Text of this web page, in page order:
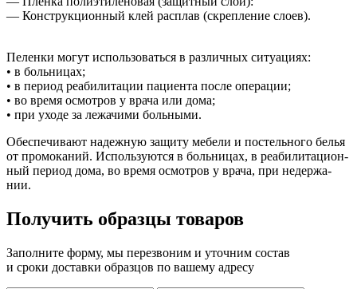
— Конструкционный клей расплав (скрепление слоев).
Пе­лен­ки мо­гут ис­поль­зо­вать­ся в раз­лич­ных си­ту­а­ци­ях:
• в боль­ни­цах;
• в пе­ри­од ре­а­би­ли­та­ции па­ци­ен­та по­сле опе­ра­ции;
• во вре­мя осмот­ров у вра­ча или до­ма;
• при ухо­де за ле­жа­чи­ми боль­ны­ми.
Обес­пе­чи­ва­ют на­деж­ную за­щи­ту ме­бе­ли и по­стель­но­го бе­лья
от про­мо­ка­ний. Используются в боль­ни­цах, в ре­а­би­ли­та­ци­он­
ный пе­ри­од до­ма, во вре­мя осмот­ров у вра­ча, при недер­жа­
нии.
Получить образцы товаров
Заполните форму, мы перезвоним и уточним состав
и сроки доставки образцов по вашему адресу